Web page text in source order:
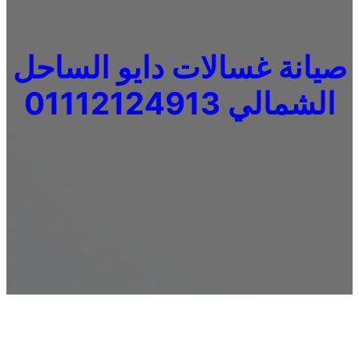
صيانة غسالات دايو الساحل
الشمالي 01112124913